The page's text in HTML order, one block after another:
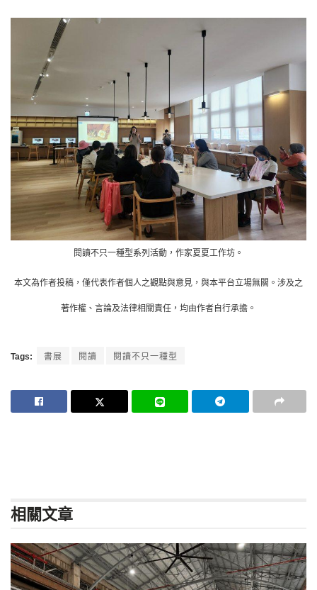
閱讀不只一種型系列活動，作家夏夏工作坊。
本文為作者投稿，僅代表作者個人之觀點與意見，與本平台立場無關。涉及之
著作權、言論及法律相關責任，均由作者自行承擔。
Tags: 書展 閱讀 閱讀不只一種型
相關文章